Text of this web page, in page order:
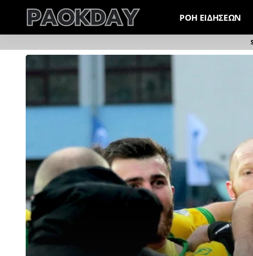
ΡΟΗ ΕΙΔΗΣΕΩΝ